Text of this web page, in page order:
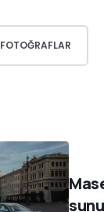
FOTOĞRAFLAR